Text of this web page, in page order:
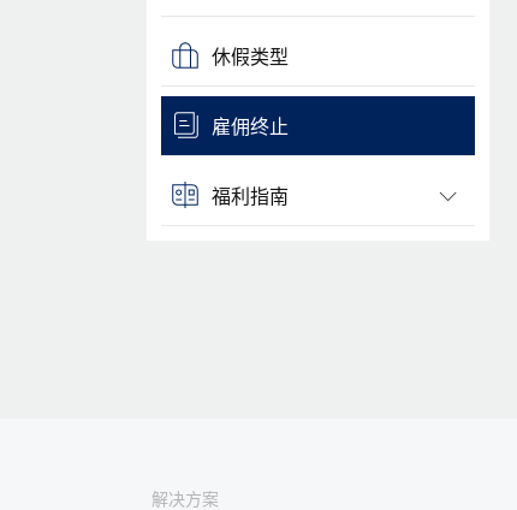
休假类型
雇佣终止
福利指南
解决方案